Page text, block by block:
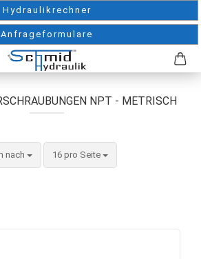
Hydraulikrechner
Anfrageformulare
NPT - METRISCH
nach
nach 16 pro Seite
pro Seite